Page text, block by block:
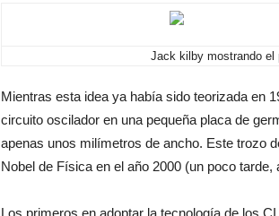
Jack kilby mostrando el
Mientras esta idea ya había sido teorizada en
circuito oscilador en una pequeña placa de
apenas unos milímetros de ancho. Este trozo
Nobel de Física en el año 2000 (un poco tarde,
Los primeros en adoptar la tecnología de los